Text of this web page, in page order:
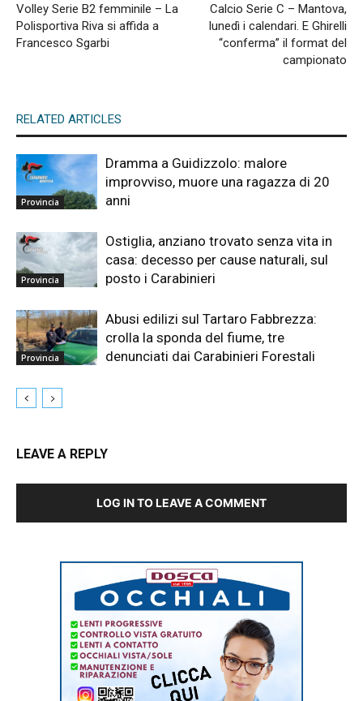
Volley Serie B2 femminile – La
Polisportiva Riva si affida a
Francesco Sgarbi
Calcio Serie C – Mantova,
lunedì i calendari. E Ghirelli
“conferma” il format del
campionato
RELATED ARTICLES
Provincia
Dramma a Guidizzolo: malore
improvviso, muore una ragazza di 20
anni
Provincia
Ostiglia, anziano trovato senza vita in
casa: decesso per cause naturali, sul
posto i Carabinieri
Provincia
Abusi edilizi sul Tartaro Fabbrezza:
crolla la sponda del fiume, tre
denunciati dai Carabinieri Forestali
LEAVE A REPLY
LOG IN TO LEAVE A COMMENT